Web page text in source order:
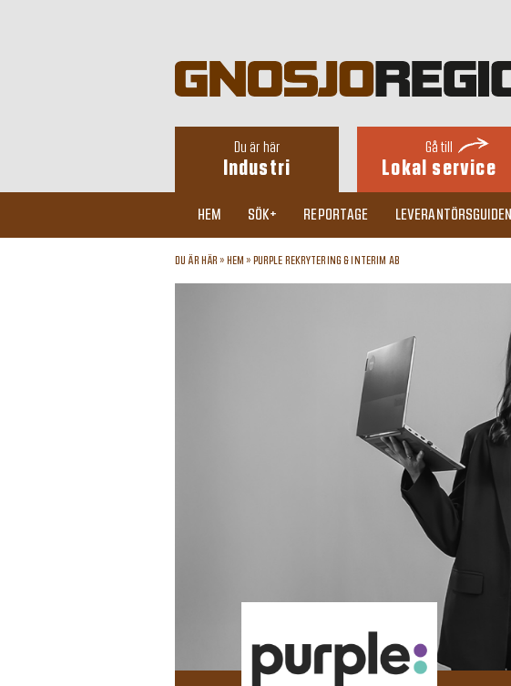
Du är här
Industri
Gå till
Lokal service
HEM SÖK+ REPORTAGE LEVERANTÖRSGUIDEN
DU ÄR HÄR » HEM » PURPLE REKRYTERING & INTERIM AB